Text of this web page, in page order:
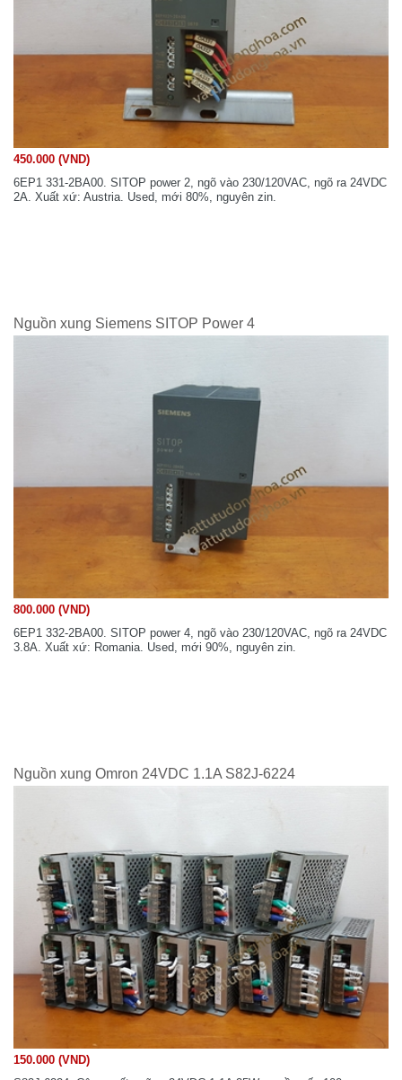
450.000 (VND)
6EP1 331-2BA00. SITOP power 2, ngõ vào 230/120VAC, ngõ ra 24VDC
2A. Xuất xứ: Austria. Used, mới 80%, nguyên zin.
Nguồn xung Siemens SITOP Power 4
800.000 (VND)
6EP1 332-2BA00. SITOP power 4, ngõ vào 230/120VAC, ngõ ra 24VDC
3.8A. Xuất xứ: Romania. Used, mới 90%, nguyên zin.
Nguồn xung Omron 24VDC 1.1A S82J-6224
150.000 (VND)